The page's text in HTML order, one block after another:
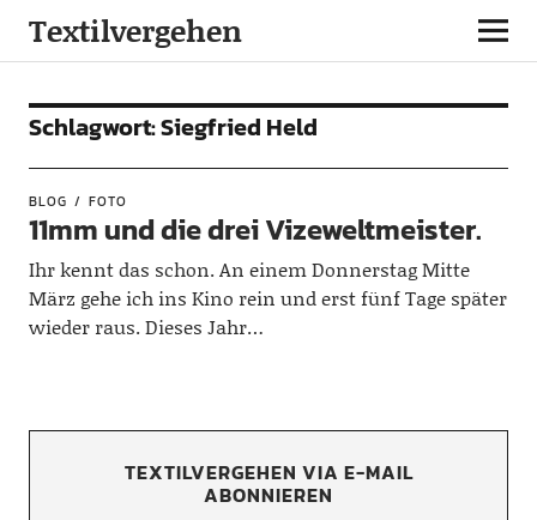
Textilvergehen
Schlagwort:Siegfried Held
BLOG FOTO
11mm und die drei Vizeweltmeister.
Ihr kennt das schon. An einem Donnerstag Mitte
März gehe ich ins Kino rein und erst fünf Tage später
wieder raus. Dieses Jahr…
TEXTILVERGEHEN VIA E-MAIL
ABONNIEREN